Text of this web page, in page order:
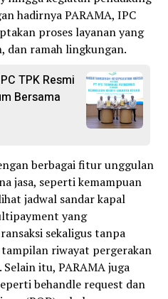
hadirnya PARAMA, IPC
proses layanan yang
dan ramah lingkungan.
TPK Resmi
Bersama
berbagai fitur unggulan
jasa, seperti kemampuan
jadwal sandar kapal
yang
sekaligus tanpa
riwayat pergerakan
itu, PARAMA juga
behandle request dan